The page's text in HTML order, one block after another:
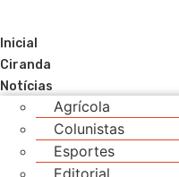
Inicial
Ciranda
Notícias
Agrícola
Colunistas
Esportes
Editorial